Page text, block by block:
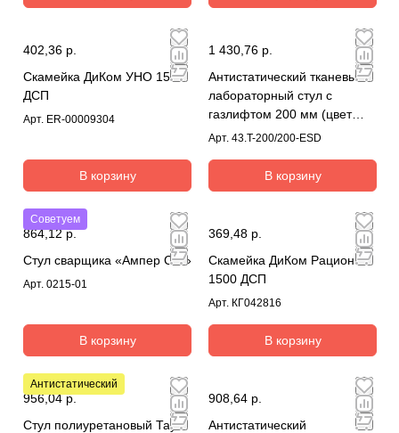
402,36 р.
Скамейка ДиКом УНО 1500
ДСП
Арт. ER-00009304
В корзину
1 430,76 р.
Антистатический тканевый
лабораторный стул с
газлифтом 200 мм (цвет
серый или синий)
Арт. 43.T-200/200-ESD
В корзину
Советуем
864,12 р.
Стул сварщика «Ампер С-1»
Арт. 0215-01
В корзину
369,48 р.
Скамейка ДиКом Рационал
1500 ДСП
Арт. КГ042816
В корзину
Антистатический
956,04 р.
Стул полиуретановый Тау 1
908,64 р.
Антистатический